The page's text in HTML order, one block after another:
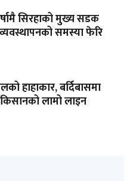
सिरहाको मुख्य सडक
समस्या फेरि
हाहाकार, बर्दिबासमा
लामो लाइन